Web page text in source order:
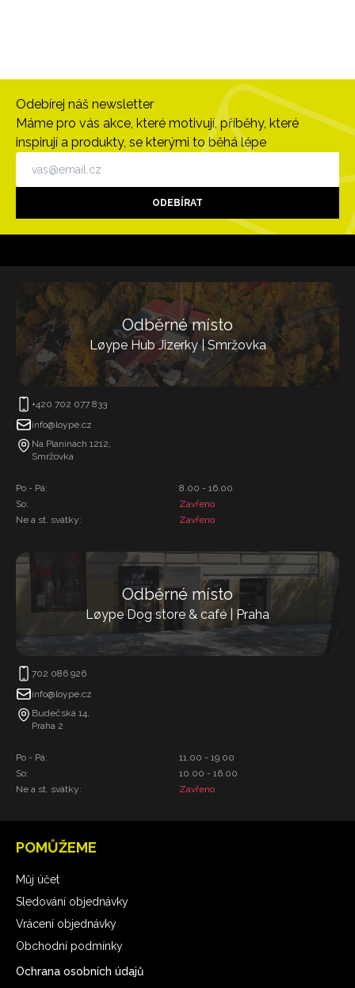
Odebírej náš newsletter
Máme pro vás akce, které motivují, příběhy, které
inspirují a produkty, se kterými to běhá lépe
ODEBÍRAT
Odběrné místo
Løype Hub Jizerky | Smržovka
+420 702 077 833
info@loype.cz
Na Planinách 1212,
Smržovka
Po - Pá:
So:
Ne a st. svátky:
8.00 - 16.00
Zavřeno
Zavřeno
Odběrné místo
Løype Dog store & café | Praha
702 086 926
info@loype.cz
Budečská 14,
Praha 2
Po - Pá:
So:
Ne a st. svátky:
11.00 - 19.00
10.00 - 16.00
Zavřeno
POMŮŽEME
Můj účet
Sledování objednávky
Vrácení objednávky
Obchodní podmínky
Ochrana osobních údajů